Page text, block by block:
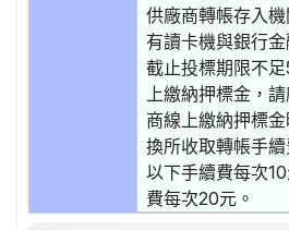
供廠商轉帳存入
有讀卡機與銀行
截止投標期限不
上繳納押標金，
商線上繳納押標
換所收取轉帳手
以下手續費每次
費每次20元。